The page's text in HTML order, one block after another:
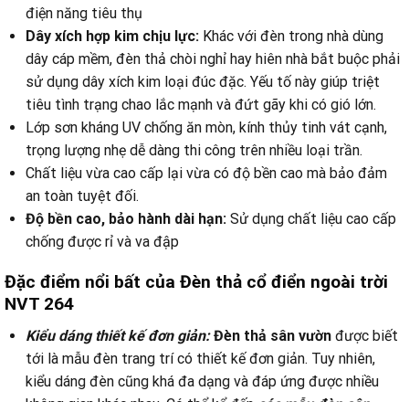
điện năng tiêu thụ
Dây xích hợp kim chịu lực: Khác với đèn trong nhà dùng
dây cáp mềm, đèn thả chòi nghỉ hay hiên nhà bắt buộc phải
sử dụng dây xích kim loại đúc đặc. Yếu tố này giúp triệt
tiêu tình trạng chao lắc mạnh và đứt gãy khi có gió lớn.
Lớp sơn kháng UV chống ăn mòn, kính thủy tinh vát cạnh,
trọng lượng nhẹ dễ dàng thi công trên nhiều loại trần.
Chất liệu vừa cao cấp lại vừa có độ bền cao mà bảo đảm
an toàn tuyệt đối.
Độ bền cao, bảo hành dài hạn: Sử dụng chất liệu cao cấp
chống được rỉ và va đập
Đặc điểm nổi bất của Đèn thả cổ điển ngoài trời
NVT 264
Kiểu dáng thiết kế đơn giản:Đèn thả sân vườn được biết
tới là mẫu đèn trang trí có thiết kế đơn giản. Tuy nhiên,
kiểu dáng đèn cũng khá đa dạng và đáp ứng được nhiều